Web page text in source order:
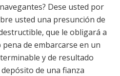
Dese usted por
usted una presunción de
que le obligará a
de embarcarse en un
y de resultado
de una fianza